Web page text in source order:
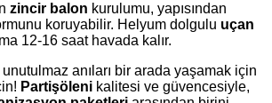
zincir balon kurulumu, yapısından
koruyabilir. Helyum dolgulu uçan
12-16 saat havada kalır.
unutulmaz anıları bir arada yaşamak için
Partişöleni kalitesi ve güvencesiyle,